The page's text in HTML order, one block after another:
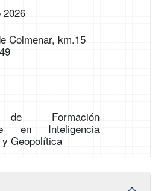
2026
Colmenar, km.15
Formación
en Inteligencia
Geopolítica